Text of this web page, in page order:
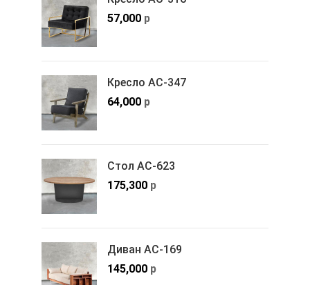
57,000 р
Кресло АС-347
64,000 р
Стол АС-623
175,300 р
Диван АС-169
145,000 р